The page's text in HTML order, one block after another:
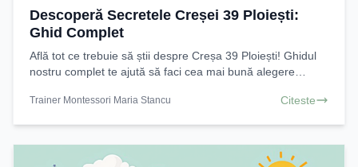
Descoperă Secretele Creșei 39 Ploiești:
Ghid Complet
Află tot ce trebuie să știi despre Creșa 39 Ploiești! Ghidul
nostru complet te ajută să faci cea mai bună alegere
Trainer Montessori Maria Stancu Citeste